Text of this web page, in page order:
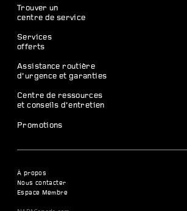
Trouver un
centre de service
Services
offerts
Assistance routière
d’urgence et garanties
Centre de ressources
et conseils d’entretien
Promotions
À propos
Nous contacter
Espace Membre